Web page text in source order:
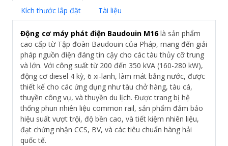
Kích thước lắp đặt
Tài liệu
Động cơ máy phát điện Baudouin M16là sản phẩm
cao cấp từ Tập đoàn Baudouin của Pháp, mang đến giải
pháp nguồn điện đáng tin cậy cho các tàu thủy cỡ trung
và lớn. Với công suất từ 200 đến 350 kVA (160-280 kW),
động cơ diesel 4 kỳ, 6 xi-lanh, làm mát bằng nước, được
thiết kế cho các ứng dụng như tàu chở hàng, tàu cá,
thuyền công vụ, và thuyền du lịch. Được trang bị hệ
thống phun nhiên liệu common rail, sản phẩm đảm bảo
hiệu suất vượt trội, độ bền cao, và tiết kiệm nhiên liệu,
đạt chứng nhận CCS, BV, và các tiêu chuẩn hàng hải
quốc tế.